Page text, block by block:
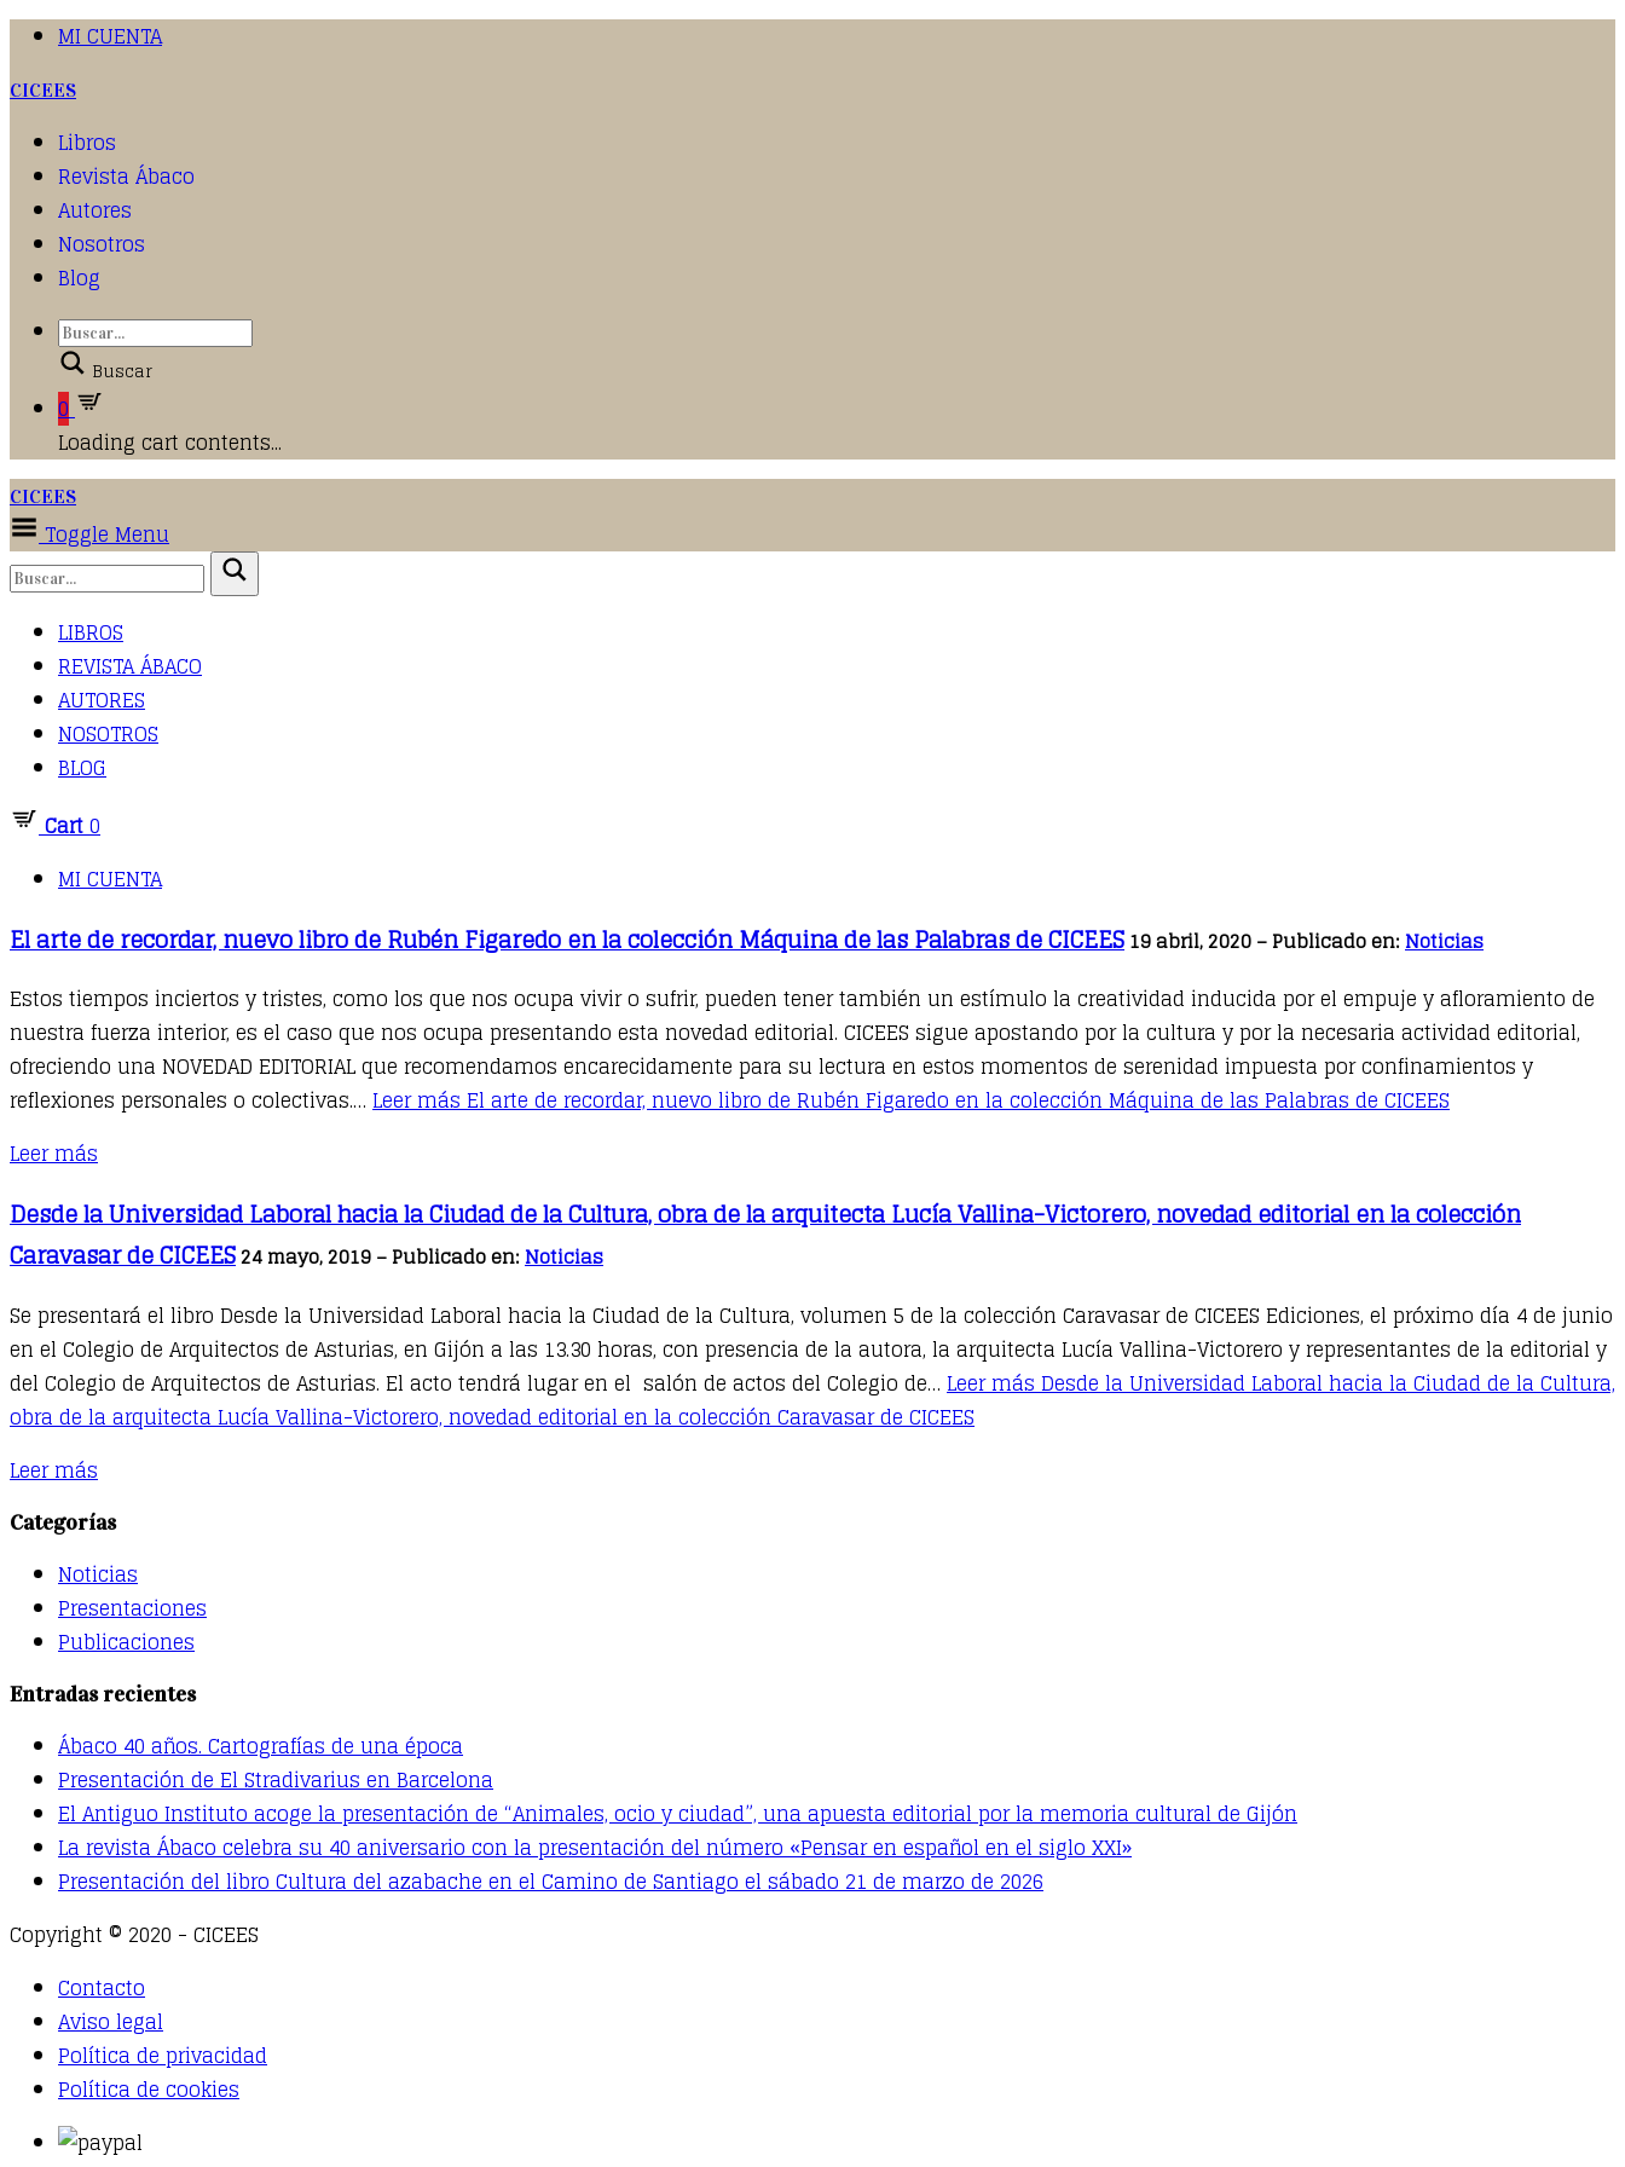
MI CUENTA
CICEES
Libros
Revista Ábaco
Autores
Nosotros
Blog
Buscar
0
Loading cart contents...
CICEES
Toggle Menu
LIBROS
REVISTA ÁBACO
AUTORES
NOSOTROS
BLOG
Cart0
MI CUENTA
El arte de recordar, nuevo libro de Rubén Figaredo en la colección Máquina de las Palabras de CICEES19 abril, 2020 – Publicado en:Noticias
Estos tiempos inciertos y tristes, como los que nos ocupa vivir o sufrir, pueden tener también un estímulo la creatividad inducida por el empuje y afloramiento de
nuestra fuerza interior, es el caso que nos ocupa presentando esta novedad editorial. CICEES sigue apostando por la cultura y por la necesaria actividad editorial,
ofreciendo una NOVEDAD EDITORIAL que recomendamos encarecidamente para su lectura en estos momentos de serenidad impuesta por confinamientos y
reflexiones personales o colectivas.… Leer másEl arte de recordar, nuevo libro de Rubén Figaredo en la colección Máquina de las Palabras de CICEES
Leer más
Desde la Universidad Laboral hacia la Ciudad de la Cultura, obra de la arquitecta Lucía Vallina-Victorero, novedad editorial en la colección
Caravasar de CICEES24 mayo, 2019 – Publicado en:Noticias
Se presentará el libro Desde la Universidad Laboral hacia la Ciudad de la Cultura, volumen 5 de la colección Caravasar de CICEES Ediciones, el próximo día 4 de junio
en el Colegio de Arquitectos de Asturias, en Gijón a las 13.30 horas, con presencia de la autora, la arquitecta Lucía Vallina-Victorero y representantes de la editorial y
del Colegio de Arquitectos de Asturias. El acto tendrá lugar en el salón de actos del Colegio de… Leer másDesde la Universidad Laboral hacia la Ciudad de la Cultura,
obra de la arquitecta Lucía Vallina-Victorero, novedad editorial en la colección Caravasar de CICEES
Leer más
Categorías
Noticias
Presentaciones
Publicaciones
Entradas recientes
Ábaco 40 años. Cartografías de una época
Presentación de El Stradivarius en Barcelona
El Antiguo Instituto acoge la presentación de “Animales, ocio y ciudad”, una apuesta editorial por la memoria cultural de Gijón
La revista Ábaco celebra su 40 aniversario con la presentación del número «Pensar en español en el siglo XXI»
Presentación del libro Cultura del azabache en el Camino de Santiago el sábado 21 de marzo de 2026
Copyright © 2020 - CICEES
Contacto
Aviso legal
Política de privacidad
Política de cookies